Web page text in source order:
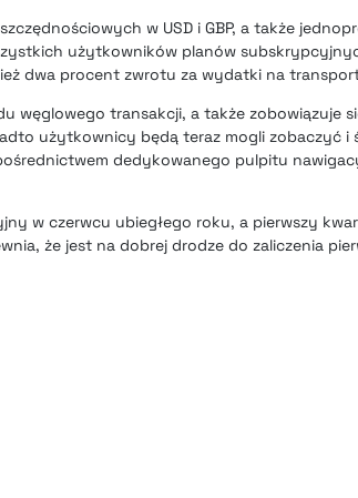
w USD i GBP, a także
użytkowników planów
dwa procent zwrotu za wydatki na
węglowego transakcji, a także zobowiązuje
użytkownicy będą teraz mogli zobaczyć i
dedykowanego pulpitu
w czerwcu ubiegłego roku, a pierwszy
że jest na dobrej drodze do zaliczenia